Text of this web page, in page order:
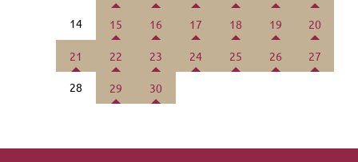
14 15 16 17 18 19 20
21 22 23 24 25 26 27
28 29 30